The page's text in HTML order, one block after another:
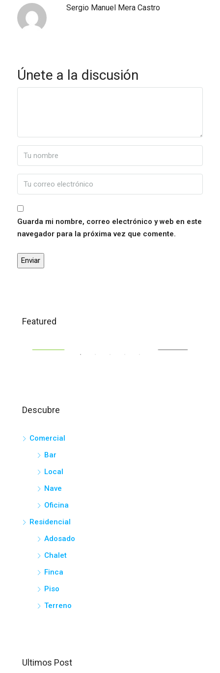
Sergio Manuel Mera Castro
Únete a la discusión
Guarda mi nombre, correo electrónico y web en este
navegador para la próxima vez que comente.
Featured
120.000,00€
Descubre
Comercial
Bar
Local
Nave
Oficina
Residencial
Adosado
Chalet
Finca
Piso
Terreno
Ultimos Post